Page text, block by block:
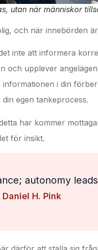
utan när människor
och när innebörden
inte att informera
och upplever
i din
egen tankeprocess.
har kommer
för insikt.
autonomy
Daniel H. Pink